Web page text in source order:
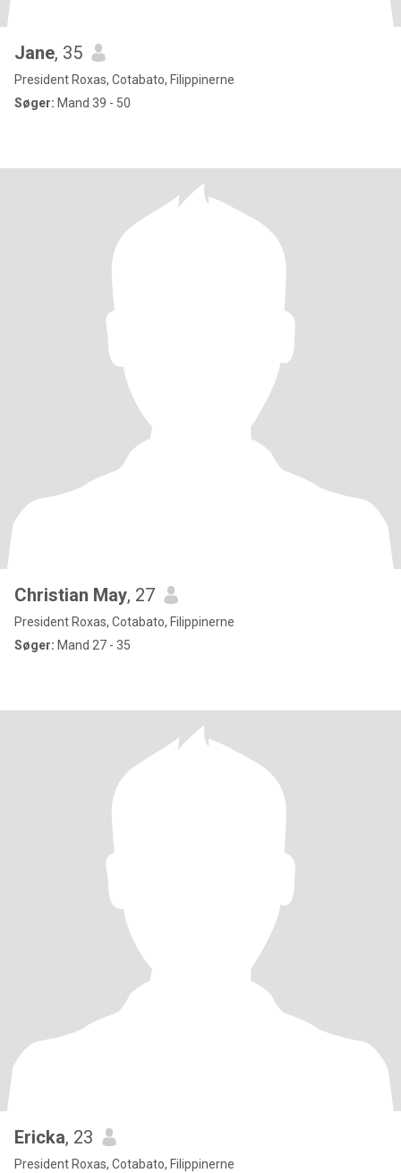
Jane, 35
President Roxas, Cotabato, Filippinerne
Søger: Mand 39 - 50
Christian May, 27
President Roxas, Cotabato, Filippinerne
Søger: Mand 27 - 35
Ericka, 23
President Roxas, Cotabato, Filippinerne